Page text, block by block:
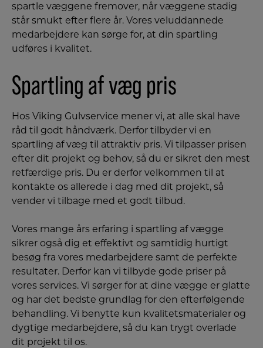
spartle væggene fremover, når væggene stadig
står smukt efter flere år. Vores veluddannede
medarbejdere kan sørge for, at din spartling
udføres i kvalitet.
Spartling af væg pris
Hos Viking Gulvservice mener vi, at alle skal have
råd til godt håndværk. Derfor tilbyder vi en
spartling af væg til attraktiv pris. Vi tilpasser prisen
efter dit projekt og behov, så du er sikret den mest
retfærdige pris. Du er derfor velkommen til at
kontakte os allerede i dag med dit projekt, så
vender vi tilbage med et godt tilbud.
Vores mange års erfaring i spartling af vægge
sikrer også dig et effektivt og samtidig hurtigt
besøg fra vores medarbejdere samt de perfekte
resultater. Derfor kan vi tilbyde gode priser på
vores services. Vi sørger for at dine vægge er glatte
og har det bedste grundlag for den efterfølgende
behandling. Vi benytte kun kvalitetsmaterialer og
dygtige medarbejdere, så du kan trygt overlade
dit projekt til os.